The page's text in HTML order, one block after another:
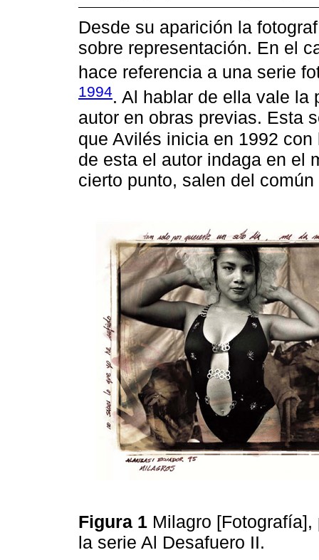
Desde su aparición la
sobre representación. En el
hace referencia a una serie
1994. Al hablar de ella vale la
autor en obras previas. Esta
que Avilés inicia en 1992
de esta el autor indaga en el
cierto punto, salen del
Figura 1 Milagro
la serie Al Desafuero II.